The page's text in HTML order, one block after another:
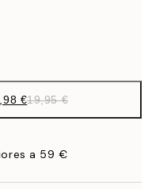
€19,95 €
a 59 €